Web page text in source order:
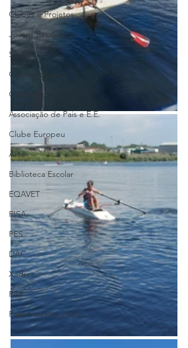
Clubes e Projetos
Jovens Repórteres
SPO
Clube do Livro
Cidadania
Associação de Pais e E.E.
Clube Europeu
Arte
Biblioteca Escolar
EQAVET
PISA
PES
DAC
Xadrez
PAP
Palestras/Worshops